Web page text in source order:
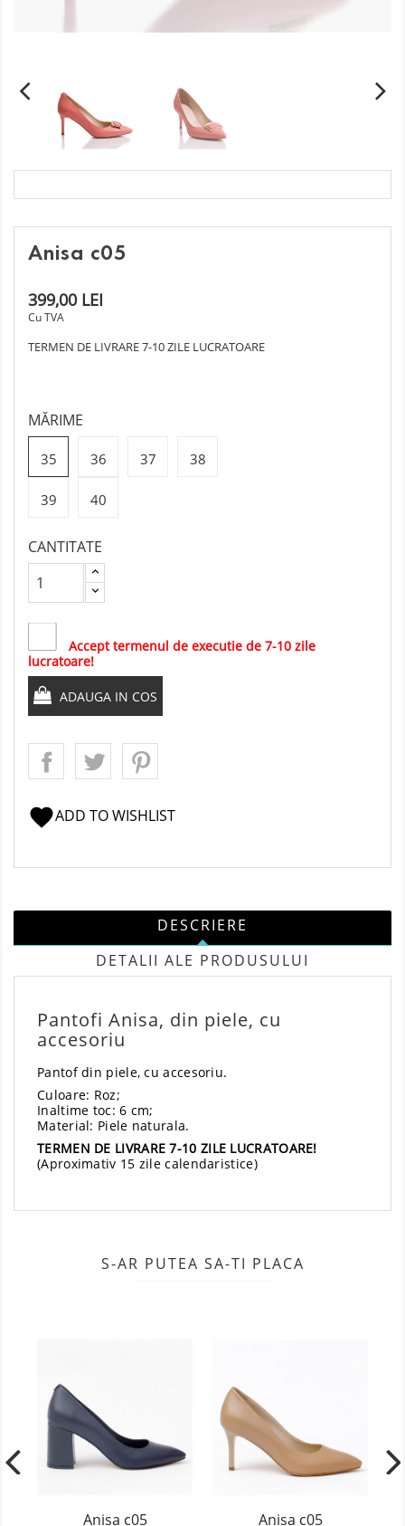
Anisa c05
399,00 LEI
Cu TVA
TERMEN DE LIVRARE 7-10 ZILE LUCRATOARE
MĂRIME
35 36 37 38
39 40
CANTITATE
Accept termenul de executie de 7-10 zile
lucratoare!
ADAUGA IN COS
favoriteADD TO WISHLIST
DESCRIERE
DETALII ALE PRODUSULUI
Pantofi Anisa, din piele, cu
accesoriu
Pantof din piele, cu accesoriu.
Culoare: Roz;
Inaltime toc: 6 cm;
Material: Piele naturala.
TERMEN DE LIVRARE 7-10 ZILE LUCRATOARE!
(Aproximativ 15 zile calendaristice)
S-AR PUTEA SA-TI PLACA
Anisa c05 Anisa c05